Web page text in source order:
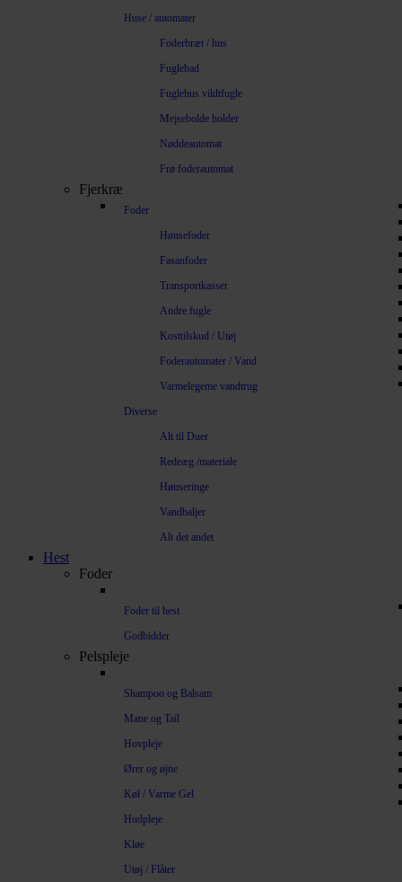
Huse / automater
Foderbræt / hus
Fuglebad
Fuglehus vildtfugle
Mejsebolde holder
Nøddeautomat
Frø foderautomat
Fjerkræ
Foder
Hønsefoder
Fasanfoder
Transportkasser
Andre fugle
Kosttilskud / Utøj
Foderautomater / Vand
Varmelegeme vandtrug
Diverse
Alt til Duer
Redeæg /materiale
Hønseringe
Vandbaljer
Alt det andet
Hest
Foder
Foder til hest
Godbidder
Pelspleje
Shampoo og Balsam
Mane og Tail
Hovpleje
Ører og øjne
Køl / Varme Gel
Hudpleje
Kløe
Utøj / Flåter